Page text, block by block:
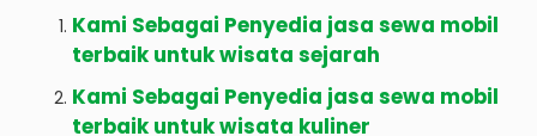
Kami Sebagai Penyedia jasa sewa mobil
terbaik untuk wisata sejarah
Kami Sebagai Penyedia jasa sewa mobil
terbaik untuk wisata kuliner